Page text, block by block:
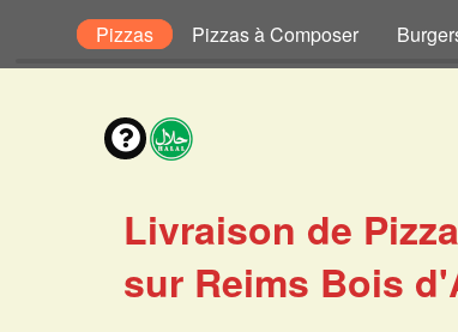
Pizzas Pizzas à Composer
Livraison de
sur Reims Bois